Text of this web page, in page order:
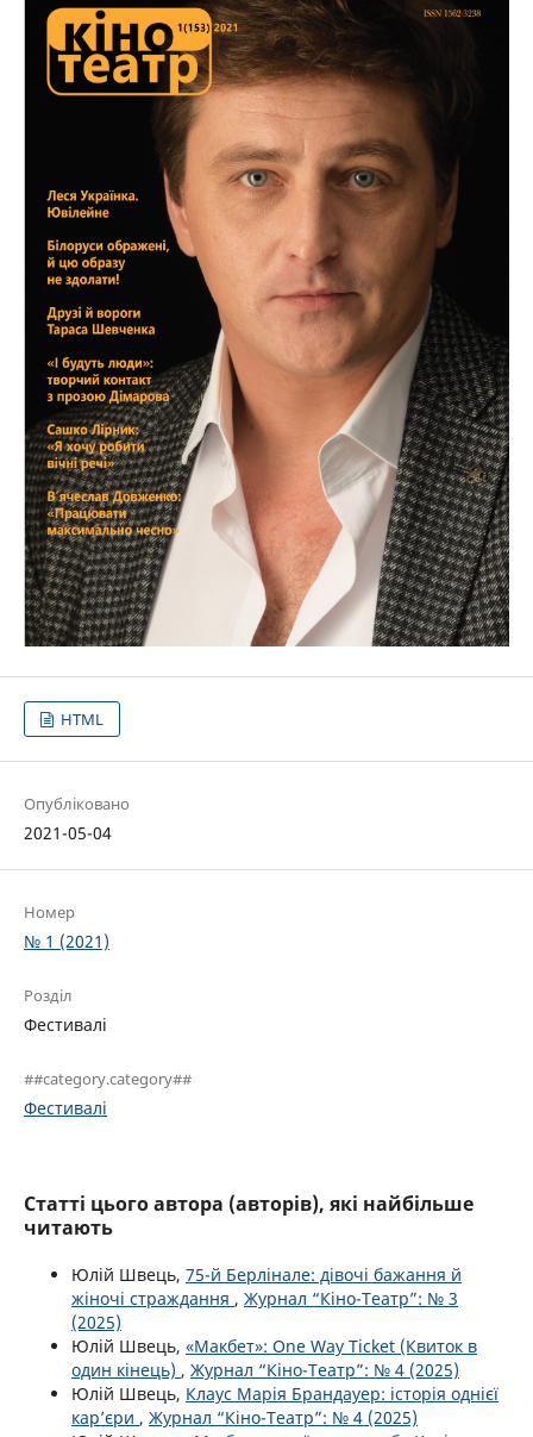
HTML
Опубліковано
2021-05-04
Номер
№ 1 (2021)
Розділ
Фестивалі
##category.category##
Фестивалі
Статті цього автора (авторів), які найбільше
читають
Юлій Швець, 75-й Берлінале: дівочі бажання й
жіночі страждання , Журнал “Кіно-Театр”: № 3
(2025)
Юлій Швець, «Макбет»: One Way Ticket (Квиток в
один кінець) , Журнал “Кіно-Театр”: № 4 (2025)
Юлій Швець, Клаус Марія Брандауер: історія однієї
кар’єри , Журнал “Кіно-Театр”: № 4 (2025)